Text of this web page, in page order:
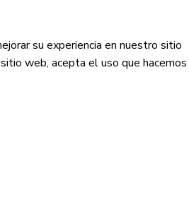
su experiencia en nuestro sitio
web, acepta el uso que hacemos